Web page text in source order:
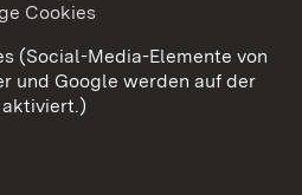
Cookies
Cookies
(Social-Media-Elemente von
und Google werden auf der